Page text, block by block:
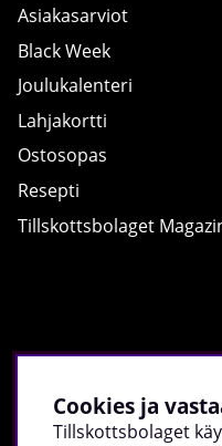
Asiakasarviot
Black Week
Joulukalenteri
Lahjakortti
Ostosopas
Resepti
Tillskottsbolaget
Cookies ja
Tillskottsbolaget